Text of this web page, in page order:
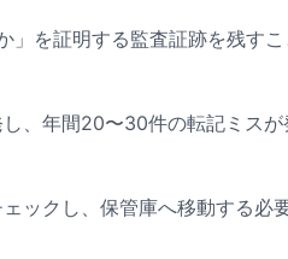
を証明する監査証跡を残す
、年間20〜30件の転記ミスが
ックし、保管庫へ移動する